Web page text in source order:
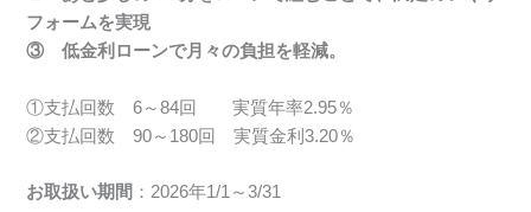
フォームを実現
③ 低金利ローンで月々の負担を軽減。
①支払回数 6～84回 実質年率2.95％
②支払回数 90～180回 実質金利3.20％
お取扱い期間 ：2026年1/1～3/31